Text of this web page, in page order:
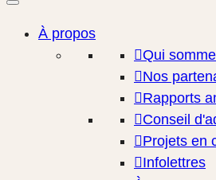
À propos
Qui
Nos
Rapports
Conseil
Projets en
Infolettres